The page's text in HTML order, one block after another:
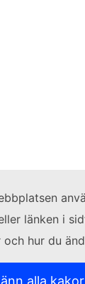
länken i
hur du
alla kakor